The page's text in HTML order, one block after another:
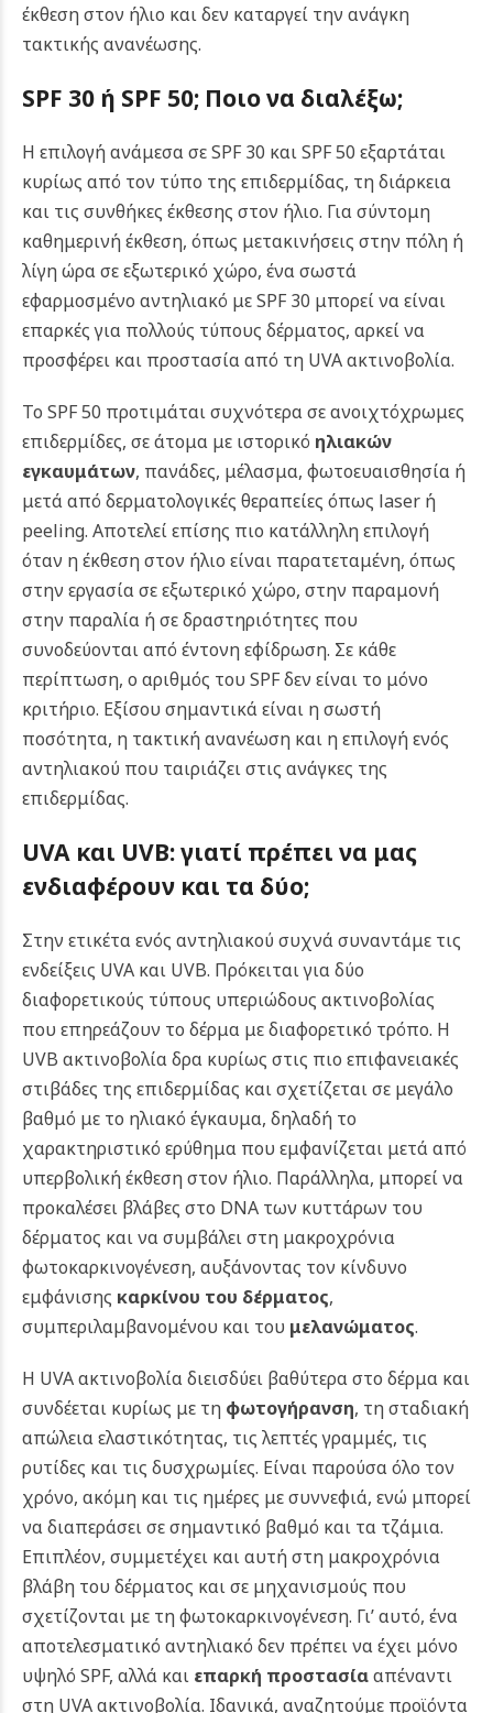
έκθεση στον ήλιο και δεν καταργεί την ανάγκη
τακτικής ανανέωσης.
SPF 30 ή SPF 50; Ποιο να διαλέξω;
Η επιλογή ανάμεσα σε SPF 30 και SPF 50 εξαρτάται
κυρίως από τον τύπο της επιδερμίδας, τη διάρκεια
και τις συνθήκες έκθεσης στον ήλιο. Για σύντομη
καθημερινή έκθεση, όπως μετακινήσεις στην πόλη ή
λίγη ώρα σε εξωτερικό χώρο, ένα σωστά
εφαρμοσμένο αντηλιακό με SPF 30 μπορεί να είναι
επαρκές για πολλούς τύπους δέρματος, αρκεί να
προσφέρει και προστασία από τη UVA ακτινοβολία.
Το SPF 50 προτιμάται συχνότερα σε ανοιχτόχρωμες
επιδερμίδες, σε άτομα με ιστορικό ηλιακών
εγκαυμάτων, πανάδες, μέλασμα, φωτοευαισθησία ή
μετά από δερματολογικές θεραπείες όπως laser ή
peeling. Αποτελεί επίσης πιο κατάλληλη επιλογή
όταν η έκθεση στον ήλιο είναι παρατεταμένη, όπως
στην εργασία σε εξωτερικό χώρο, στην παραμονή
στην παραλία ή σε δραστηριότητες που
συνοδεύονται από έντονη εφίδρωση. Σε κάθε
περίπτωση, ο αριθμός του SPF δεν είναι το μόνο
κριτήριο. Εξίσου σημαντικά είναι η σωστή
ποσότητα, η τακτική ανανέωση και η επιλογή ενός
αντηλιακού που ταιριάζει στις ανάγκες της
επιδερμίδας.
UVA και UVB: γιατί πρέπει να μας
ενδιαφέρουν και τα δύο;
Στην ετικέτα ενός αντηλιακού συχνά συναντάμε τις
ενδείξεις UVA και UVB. Πρόκειται για δύο
διαφορετικούς τύπους υπεριώδους ακτινοβολίας
που επηρεάζουν το δέρμα με διαφορετικό τρόπο. Η
UVB ακτινοβολία δρα κυρίως στις πιο επιφανειακές
στιβάδες της επιδερμίδας και σχετίζεται σε μεγάλο
βαθμό με το ηλιακό έγκαυμα, δηλαδή το
χαρακτηριστικό ερύθημα που εμφανίζεται μετά από
υπερβολική έκθεση στον ήλιο. Παράλληλα, μπορεί να
προκαλέσει βλάβες στο DNA των κυττάρων του
δέρματος και να συμβάλει στη μακροχρόνια
φωτοκαρκινογένεση, αυξάνοντας τον κίνδυνο
εμφάνισης καρκίνου του δέρματος,
συμπεριλαμβανομένου και του μελανώματος.
Η UVA ακτινοβολία διεισδύει βαθύτερα στο δέρμα και
συνδέεται κυρίως με τη φωτογήρανση, τη σταδιακή
απώλεια ελαστικότητας, τις λεπτές γραμμές, τις
ρυτίδες και τις δυσχρωμίες. Είναι παρούσα όλο τον
χρόνο, ακόμη και τις ημέρες με συννεφιά, ενώ μπορεί
να διαπεράσει σε σημαντικό βαθμό και τα τζάμια.
Επιπλέον, συμμετέχει και αυτή στη μακροχρόνια
βλάβη του δέρματος και σε μηχανισμούς που
σχετίζονται με τη φωτοκαρκινογένεση. Γι’ αυτό, ένα
αποτελεσματικό αντηλιακό δεν πρέπει να έχει μόνο
υψηλό SPF, αλλά και επαρκή προστασίααπέναντι
στη UVA ακτινοβολία. Ιδανικά, αναζητούμε προϊόντα